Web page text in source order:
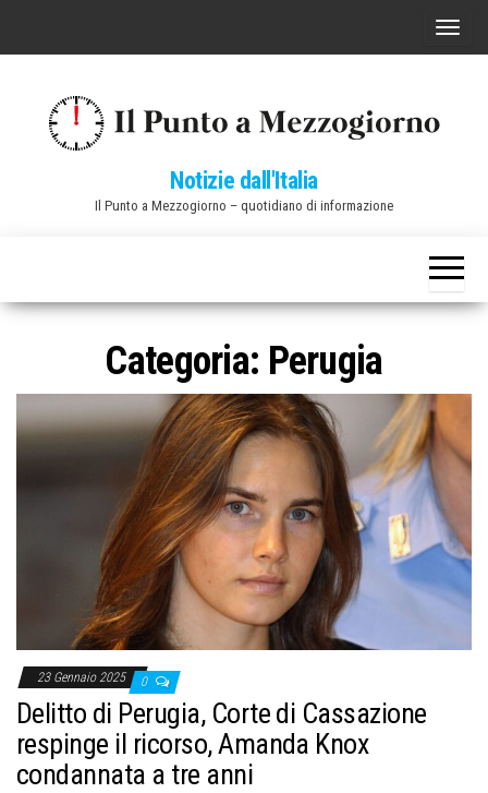
C
a
v
a
z
n
e
Notizie dall'Italia
Il Punto a Mezzogiorno – quotidiano di informazione
Categoria: Perugia
23 Gennaio 2025 0
Delitto di Perugia, Corte di Cassazione
respinge il ricorso, Amanda Knox
condannata a tre anni